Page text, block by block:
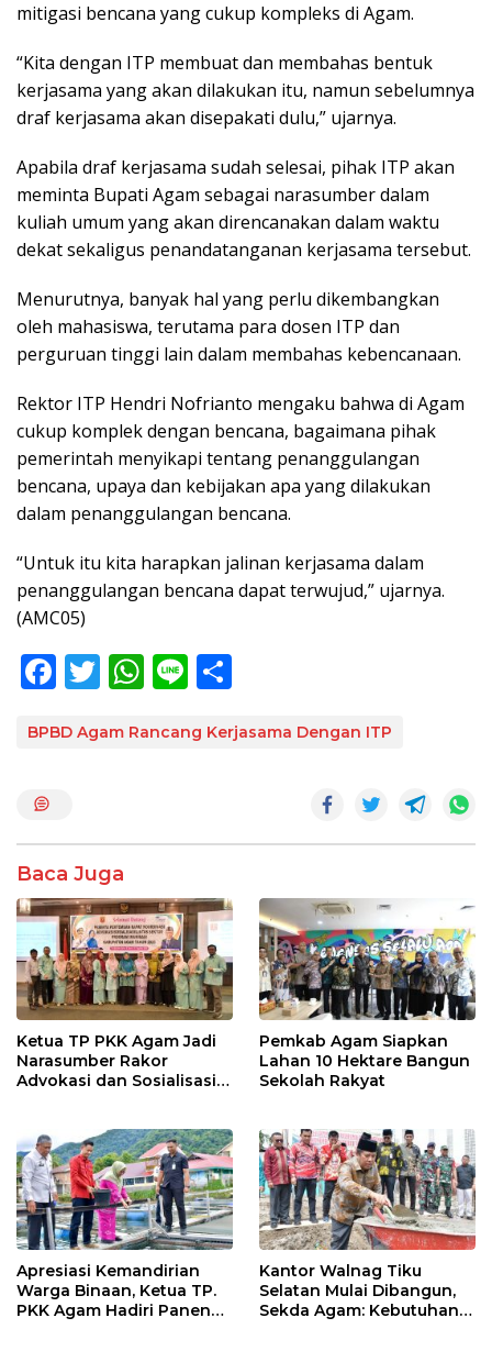
mitigasi bencana yang cukup kompleks di Agam.
“Kita dengan ITP membuat dan membahas bentuk
kerjasama yang akan dilakukan itu, namun sebelumnya
draf kerjasama akan disepakati dulu,” ujarnya.
Apabila draf kerjasama sudah selesai, pihak ITP akan
meminta Bupati Agam sebagai narasumber dalam
kuliah umum yang akan direncanakan dalam waktu
dekat sekaligus penandatanganan kerjasama tersebut.
Menurutnya, banyak hal yang perlu dikembangkan
oleh mahasiswa, terutama para dosen ITP dan
perguruan tinggi lain dalam membahas kebencanaan.
Rektor ITP Hendri Nofrianto mengaku bahwa di Agam
cukup komplek dengan bencana, bagaimana pihak
pemerintah menyikapi tentang penanggulangan
bencana, upaya dan kebijakan apa yang dilakukan
dalam penanggulangan bencana.
“Untuk itu kita harapkan jalinan kerjasama dalam
penanggulangan bencana dapat terwujud,” ujarnya.
(AMC05)
F
e
o
k
T
itt
W
at
p
Li
e ar
BPBD Agam Rancang Kerjasama Dengan ITP
Baca Juga
Ketua TP PKK Agam Jadi
Narasumber Rakor
Advokasi dan Sosialisasi
Pemkab Agam Siapkan
Lahan 10 Hektare Bangun
Sekolah Rakyat
Apresiasi Kemandirian
Warga Binaan, Ketua TP.
PKK Agam Hadiri Panen
Kantor Walnag Tiku
Selatan Mulai Dibangun,
Sekda Agam: Kebutuhan